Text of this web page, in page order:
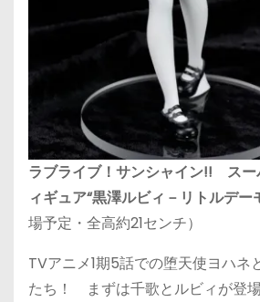
ラブライブ！サンシャイン!! スー
ィギュア“黒澤ルビィ－リトルデー
場予定・全高約21センチ）
TVアニメ1期5話での堕天使ヨハネ
たち！ まずは千歌とルビィが登